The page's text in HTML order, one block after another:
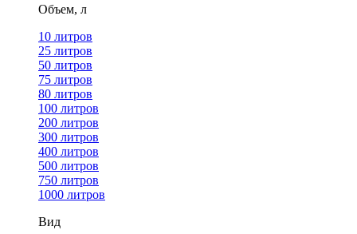
Объем, л
10 литров
25 литров
50 литров
75 литров
80 литров
100 литров
200 литров
300 литров
400 литров
500 литров
750 литров
1000 литров
Вид